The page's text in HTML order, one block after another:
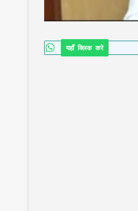
यहाँ क्लिक करे